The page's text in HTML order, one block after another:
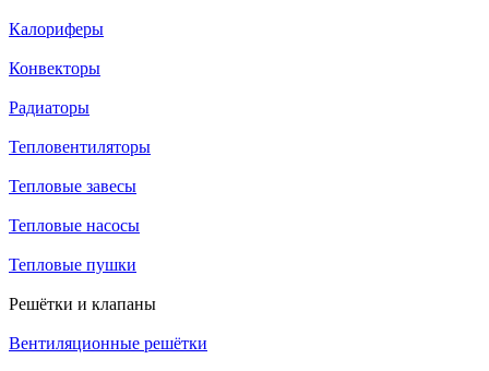
Калориферы
Конвекторы
Радиаторы
Тепловентиляторы
Тепловые завесы
Тепловые насосы
Тепловые пушки
Решётки и клапаны
Вентиляционные решётки